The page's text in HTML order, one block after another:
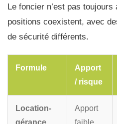
Le foncier n’est pas toujours
positions coexistent, avec
de sécurité différents.
Formule
Apport
/ risque
Location-
gérance
Apport
faible